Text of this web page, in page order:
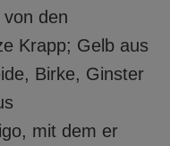
den
Krapp; Gelb aus
Birke, Ginster
mit dem er